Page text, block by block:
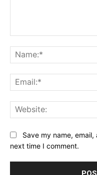
Save my name,
next time I comment.